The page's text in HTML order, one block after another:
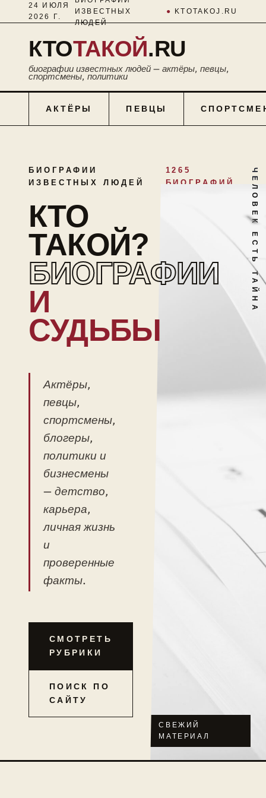
24 ИЮЛЯ
2026 Г.
ИЗВЕСТНЫХ
ЛЮДЕЙ
● KTOTAKOJ.RU
КТОТАКОЙ.RU
биографии известных людей — актёры, певцы,
спортсмены, политики
АКТЁРЫ ПЕВЦЫ
БИОГРАФИИ
ИЗВЕСТНЫХ ЛЮДЕЙ
1265
БИОГРАФИЙ
КТО
ТАКОЙ?
БИОГРАФИИ
И
СУДЬБЫ
Актёры,
певцы,
спортсмены,
блогеры,
политики и
бизнесмены
— детство,
карьера,
личная жизнь
и
проверенные
факты.
СМОТРЕТЬ
РУБРИКИ
ПОИСК ПО
САЙТУ
СВЕЖИЙ
МАТЕРИАЛ
ЧЕЛОВЕК ЕСТЬ ТАЙНА